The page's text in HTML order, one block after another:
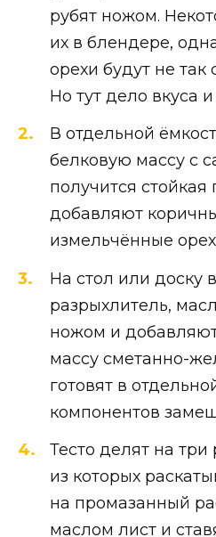
рубят ножом.
их в блендере,
орехи будут не
Но тут дело вкуса
В отдельной
белковую массу с
получится стойкая
добавляют
измельчённые
На стол или доску
разрыхлитель,
ножом и
массу сметанно-
готовят в
компонентов
Тесто делят на
из которых
на промазанный
маслом лист и